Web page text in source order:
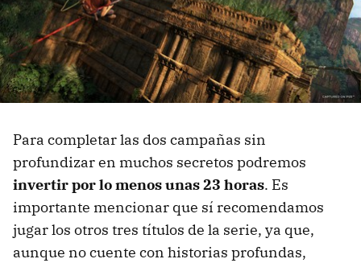
Para completar las dos campañas sin
profundizar en muchos secretos podremos
invertir por lo menos unas 23 horas. Es
importante mencionar que sí recomendamos
jugar los otros tres títulos de la serie, ya que,
aunque no cuente con historias profundas,